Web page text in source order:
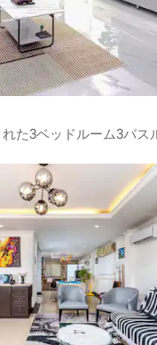
た3ベッドルーム3バス